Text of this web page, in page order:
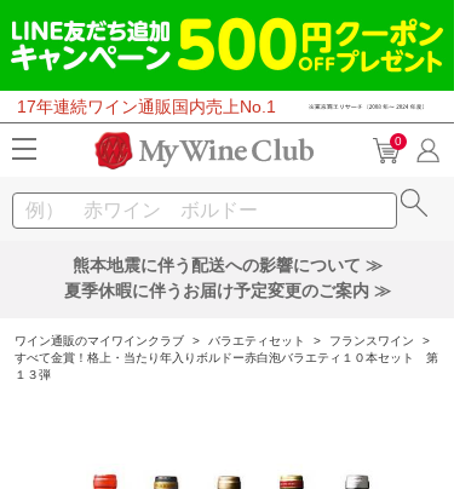
17年連続ワイン通販国内売上No.1
0
熊本地震に伴う配送への影響について ≫
夏季休暇に伴うお届け予定変更のご案内 ≫
ワイン通販のマイワインクラブ > バラエティセット > フランスワイン
>
すべて金賞！格上・当たり年入りボルドー赤白泡バラエティ１０本セット 第
１３弾